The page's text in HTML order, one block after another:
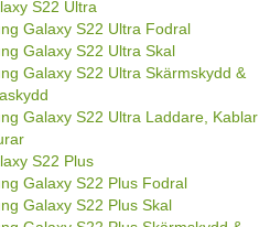
S22 Ultra
Galaxy S22 Ultra Fodral
Galaxy S22 Ultra Skal
Galaxy S22 Ultra Skärmskydd &
Galaxy S22 Ultra Laddare, Kablar
S22 Plus
Galaxy S22 Plus Fodral
Galaxy S22 Plus Skal